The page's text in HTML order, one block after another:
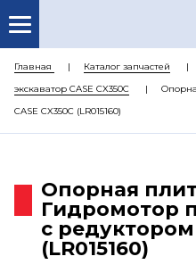
О
КАТАЛОГ
Главная Каталог запчастей
экскаватор CASE CX350C
CASE CX350C (LR015160)
Опорная
Гидромотор
с редуктором
(LR015160)